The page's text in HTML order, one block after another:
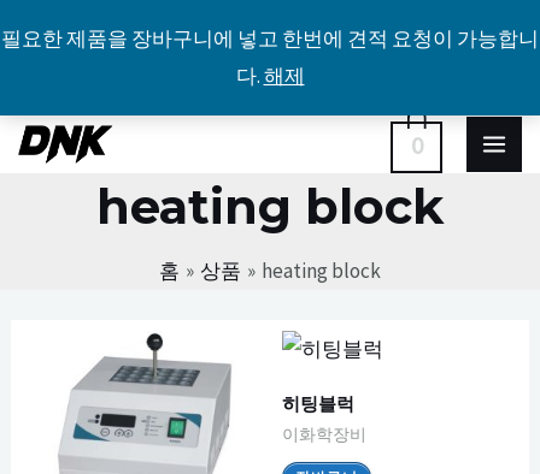
필요한 제품을 장바구니에 넣고 한번에 견적 요청이 가능합니
다.해제
0
heating block
홈 상품 heating block
히팅블럭
이화학장비